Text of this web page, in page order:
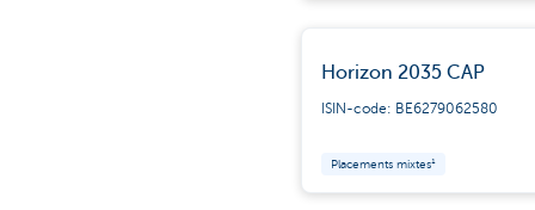
Horizon 2035 CAP
ISIN-code: BE6279062580
Placements mixtes¹